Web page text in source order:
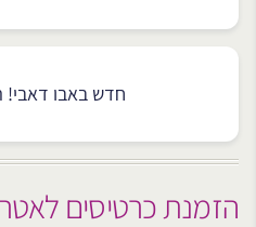
חדש באבו דאבי!
הזמנת כרטיסים